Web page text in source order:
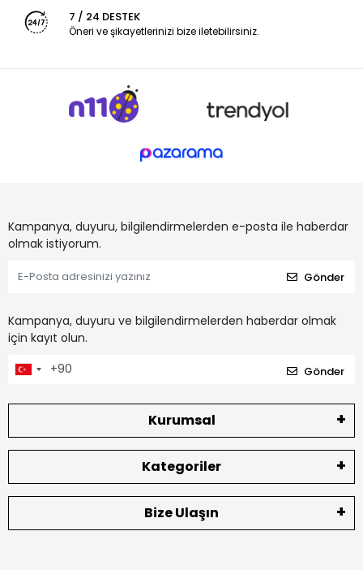
7 / 24 DESTEK
Öneri ve şikayetlerinizi bize iletebilirsiniz.
Kampanya, duyuru, bilgilendirmelerden e-posta ile haberdar
olmak istiyorum.
Gönder
Kampanya, duyuru ve bilgilendirmelerden haberdar olmak
için kayıt olun.
Gönder
Kurumsal
Kategoriler
Bize Ulaşın